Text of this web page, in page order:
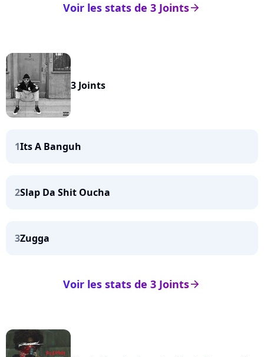
arrow_right
Voir les stats de 3 Joints
3 Joints
1Its A Banguh
2Slap Da Shit Oucha
3Zugga
arrow_right
Voir les stats de 3 Joints